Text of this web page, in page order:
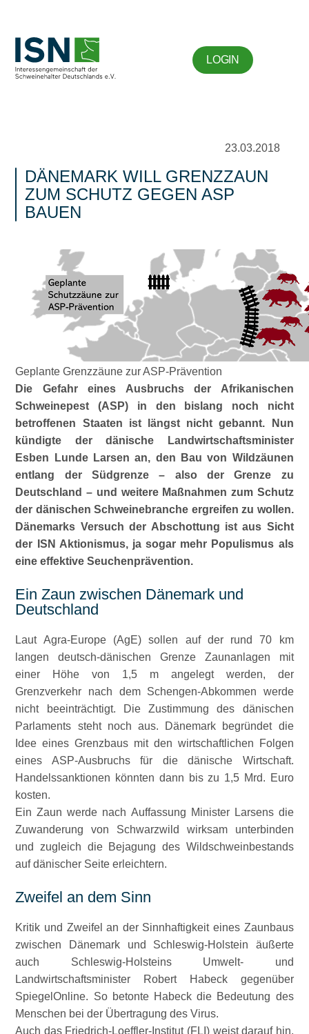
LOGIN
23.03.2018
DÄNEMARK WILL GRENZZAUN
ZUM SCHUTZ GEGEN ASP
BAUEN
Geplante Grenzzäune zur ASP-Prävention
Die Gefahr eines Ausbruchs der Afrikanischen
Schweinepest (ASP) in den bislang noch nicht
betroffenen Staaten ist längst nicht gebannt. Nun
kündigte der dänische Landwirtschaftsminister
Esben Lunde Larsen an, den Bau von Wildzäunen
entlang der Südgrenze – also der Grenze zu
Deutschland – und weitere Maßnahmen zum Schutz
der dänischen Schweinebranche ergreifen zu wollen.
Dänemarks Versuch der Abschottung ist aus Sicht
der ISN Aktionismus, ja sogar mehr Populismus als
eine effektive Seuchenprävention.
Ein Zaun zwischen Dänemark und
Deutschland
Laut Agra-Europe (AgE) sollen auf der rund 70 km
langen deutsch-dänischen Grenze Zaunanlagen mit
einer Höhe von 1,5 m angelegt werden, der
Grenzverkehr nach dem Schengen-Abkommen werde
nicht beeinträchtigt. Die Zustimmung des dänischen
Parlaments steht noch aus. Dänemark begründet die
Idee eines Grenzbaus mit den wirtschaftlichen Folgen
eines ASP-Ausbruchs für die dänische Wirtschaft.
Handelssanktionen könnten dann bis zu 1,5 Mrd. Euro
kosten.
Ein Zaun werde nach Auffassung Minister Larsens die
Zuwanderung von Schwarzwild wirksam unterbinden
und zugleich die Bejagung des Wildschweinbestands
auf dänischer Seite erleichtern.
Zweifel an dem Sinn
Kritik und Zweifel an der Sinnhaftigkeit eines Zaunbaus
zwischen Dänemark und Schleswig-Holstein äußerte
auch Schleswig-Holsteins Umwelt- und
Landwirtschaftsminister Robert Habeck gegenüber
SpiegelOnline. So betonte Habeck die Bedeutung des
Menschen bei der Übertragung des Virus.
Auch das Friedrich-Loeffler-Institut (FLI) weist darauf hin,